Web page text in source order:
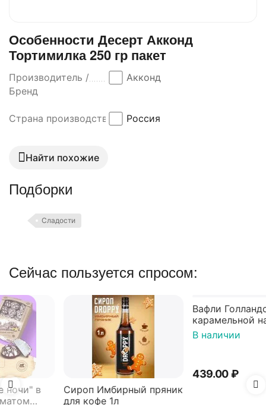
Особенности Десерт Акконд
Тортимилка 250 гр пакет
Производитель /
Бренд
Акконд
Страна производства Россия
Найти похожие
Подборки
Сладости
Сейчас пользуется спросом:
Сироп Имбирный пряник
для кофе 1л
Вафли Голландские с